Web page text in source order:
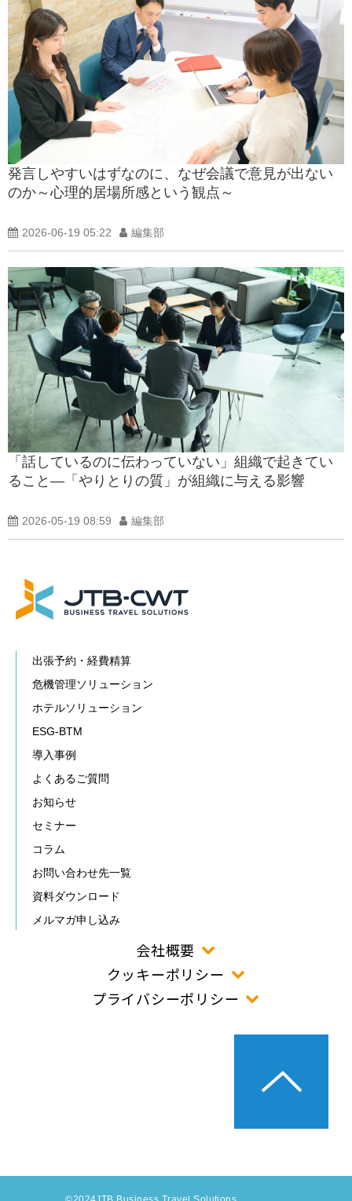
発言しやすいはずなのに、なぜ会議で意見が出ない
のか～心理的居場所感という観点～
2026-06-19 05:22 編集部
「話しているのに伝わっていない」組織で起きてい
ること―「やりとりの質」が組織に与える影響
2026-05-19 08:59 編集部
出張予約・経費精算
危機管理ソリューション
ホテルソリューション
ESG-BTM
導入事例
よくあるご質問
お知らせ
セミナー
コラム
お問い合わせ先一覧
資料ダウンロード
メルマガ申し込み
会社概要
クッキーポリシー
プライバシーポリシー